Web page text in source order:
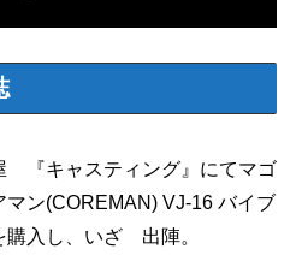
『キャスティング』にてマゴ
ン(COREMAN) VJ-16 バイブ
購入し、いざ 出陣。